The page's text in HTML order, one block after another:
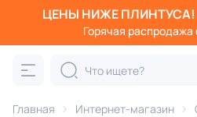
ЦЕНЫ НИЖЕ ПЛИНТУСА!
Горячая распродажа
Главная Интернет-магазин
Категория: